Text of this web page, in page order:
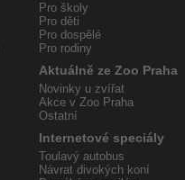
Pro školy
Pro děti
Pro dospělé
Pro rodiny
Aktuálně ze Zoo Praha
Novinky u zvířat
Akce v Zoo Praha
Ostatní
Internetové speciály
Toulavý autobus
Návrat divokých koní